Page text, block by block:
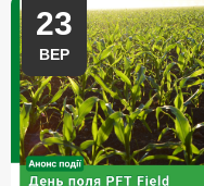
23
ВЕР